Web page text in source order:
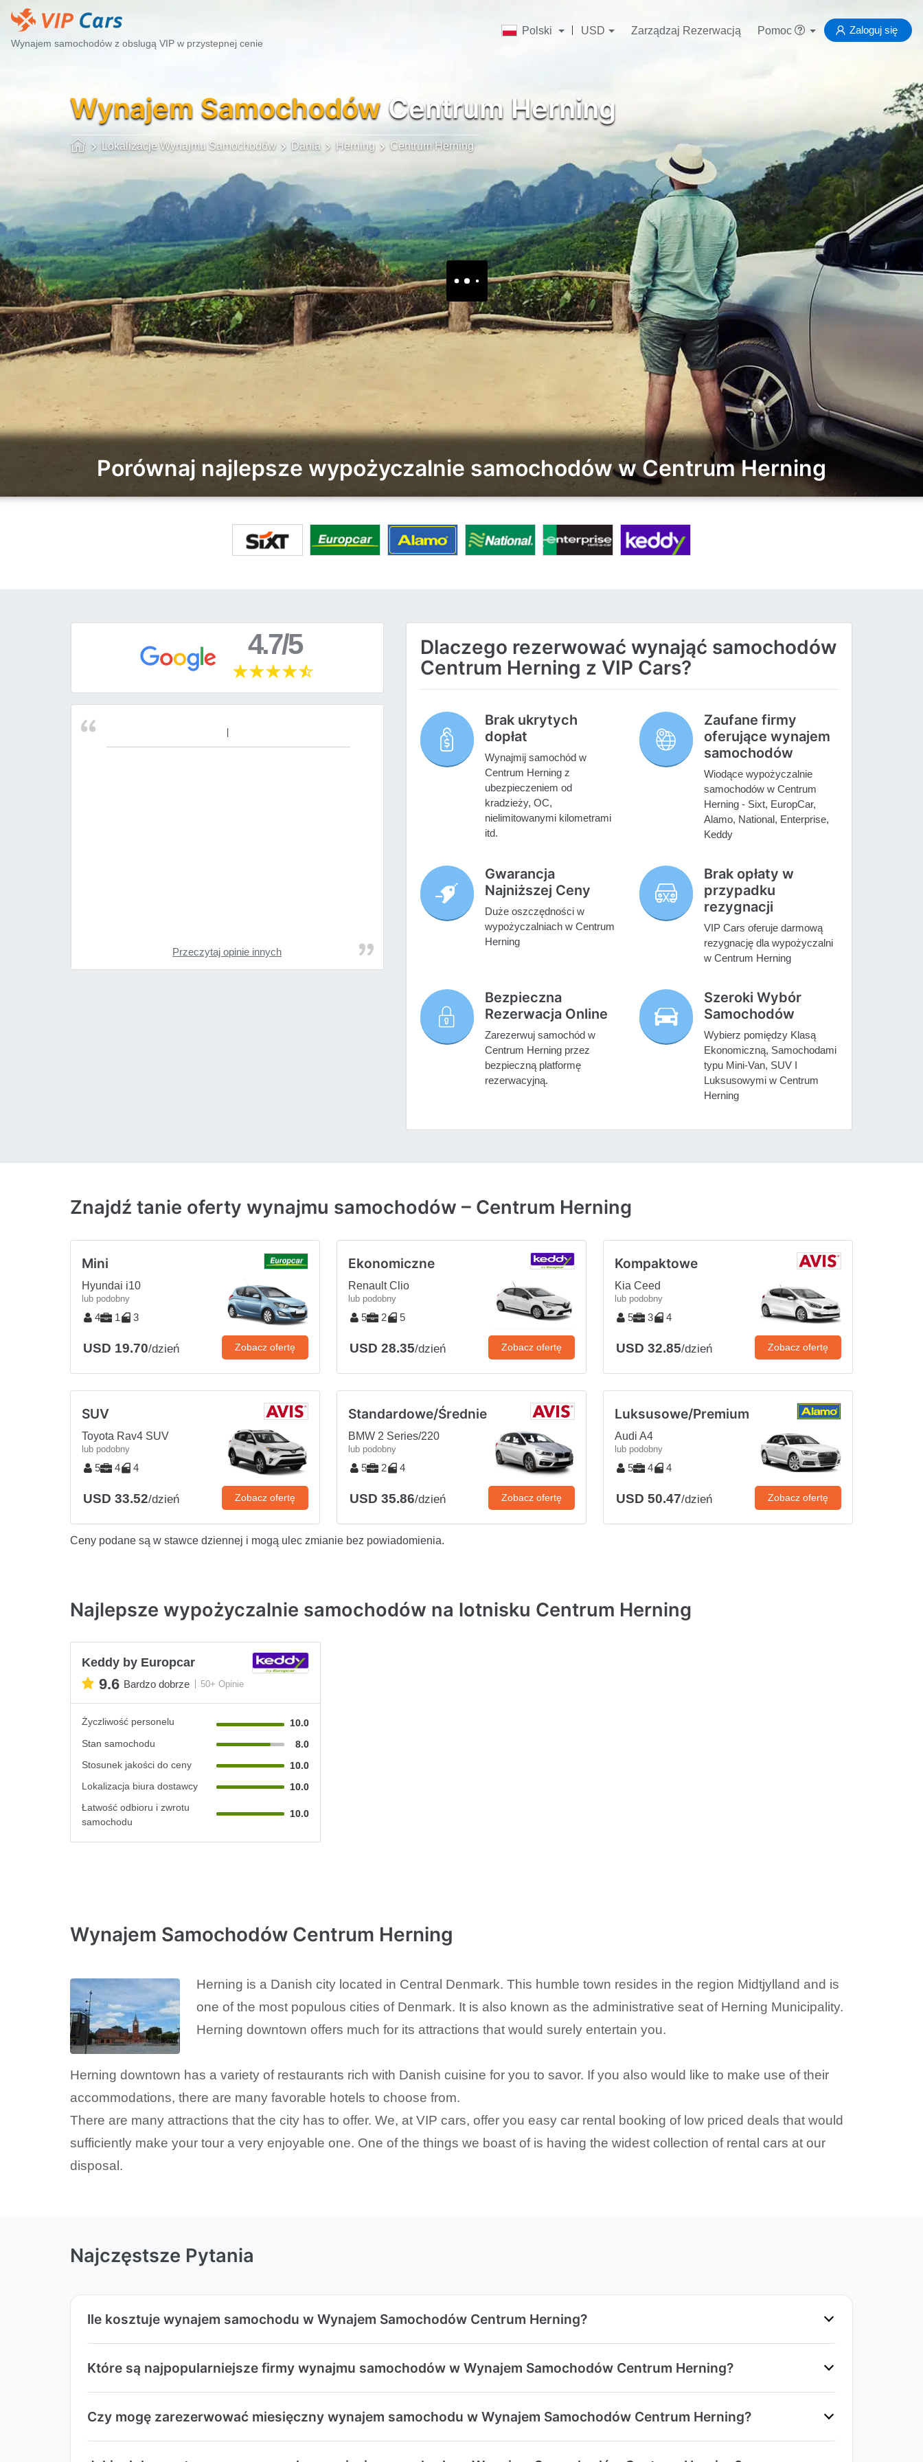
Wynajem samochodów z obslugą VIP w przystepnej cenie
Polski USD Zarządzaj Rezerwacją Pomoc Zaloguj się
Wynajem Samochodów Centrum Herning
Lokalizacje Wynajmu Samochodów Dania Herning Centrum Herning
Porównaj najlepsze wypożyczalnie samochodów w Centrum Herning
4.7/5
Przeczytaj opinie innych
Dlaczego rezerwować wynająć samochodów
Centrum Herning z VIP Cars?
Brak ukrytych
dopłat
Wynajmij samochód w
Centrum Herning z
ubezpieczeniem od
kradzieży, OC,
nielimitowanymi kilometrami
itd.
Zaufane firmy
oferujące wynajem
samochodów
Wiodące wypożyczalnie
samochodów w Centrum
Herning - Sixt, EuropCar,
Alamo, National, Enterprise,
Keddy
Gwarancja
Najniższej Ceny
Duże oszczędności w
wypożyczalniach w Centrum
Herning
Brak opłaty w
przypadku
rezygnacji
VIP Cars oferuje darmową
rezygnację dla wypożyczalni
w Centrum Herning
Bezpieczna
Rezerwacja Online
Zarezerwuj samochód w
Centrum Herning przez
bezpieczną platformę
rezerwacyjną.
Szeroki Wybór
Samochodów
Wybierz pomiędzy Klasą
Ekonomiczną, Samochodami
typu Mini-Van, SUV I
Luksusowymi w Centrum
Herning
Znajdź tanie oferty wynajmu samochodów – Centrum Herning
Mini
Hyundai i10
lub podobny
4 1 3
USD 19.70/dzień Zobacz ofertę
Ekonomiczne
Renault Clio
lub podobny
5 2 5
USD 28.35/dzień Zobacz ofertę
Kompaktowe
Kia Ceed
lub podobny
5 3 4
USD 32.85/dzień Zobacz ofertę
SUV
Toyota Rav4 SUV
lub podobny
5 4 4
USD 33.52/dzień Zobacz ofertę
Standardowe/Średnie
BMW 2 Series/220
lub podobny
5 2 4
USD 35.86/dzień Zobacz ofertę
Luksusowe/Premium
Audi A4
lub podobny
5 4 4
USD 50.47/dzień Zobacz ofertę
Ceny podane są w stawce dziennej i mogą ulec zmianie bez powiadomienia.
Najlepsze wypożyczalnie samochodów na lotnisku Centrum Herning
Keddy by Europcar
9.6 Bardzo dobrze 50+ Opinie
Życzliwość personelu
10.0
Stan samochodu
8.0
Stosunek jakości do ceny
10.0
Lokalizacja biura dostawcy
10.0
Łatwość odbioru i zwrotu
samochodu
10.0
Wynajem Samochodów Centrum Herning
Herning is a Danish city located in Central Denmark. This humble town resides in the region Midtjylland and is
one of the most populous cities of Denmark. It is also known as the administrative seat of Herning Municipality.
Herning downtown offers much for its attractions that would surely entertain you.
Herning downtown has a variety of restaurants rich with Danish cuisine for you to savor. If you also would like to make use of their
accommodations, there are many favorable hotels to choose from.
There are many attractions that the city has to offer. We, at VIP cars, offer you easy car rental booking of low priced deals that would
sufficiently make your tour a very enjoyable one. One of the things we boast of is having the widest collection of rental cars at our
disposal.
Najczęstsze Pytania
Ile kosztuje wynajem samochodu w Wynajem Samochodów Centrum Herning?
Które są najpopularniejsze firmy wynajmu samochodów w Wynajem Samochodów Centrum Herning?
Czy mogę zarezerwować miesięczny wynajem samochodu w Wynajem Samochodów Centrum Herning?